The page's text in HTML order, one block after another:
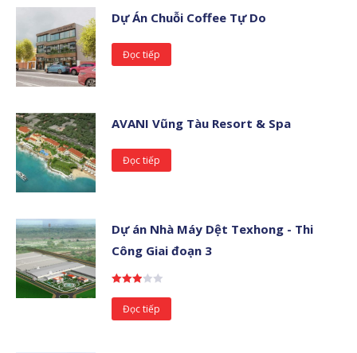
Dự Án Chuỗi Coffee Tự Do
Đọc tiếp
AVANI Vũng Tàu Resort & Spa
Đọc tiếp
Dự án Nhà Máy Dệt Texhong - Thi
Công Giai đoạn 3
xếp
hạng
2.965
Đọc tiếp